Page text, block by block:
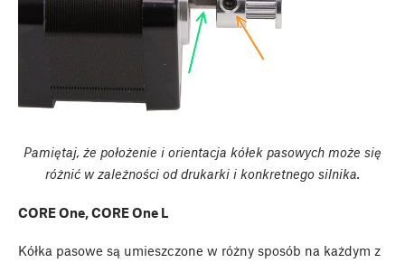
Pamiętaj, że położenie i orientacja kółek pasowych może się
różnić w zależności od drukarki i konkretnego silnika.
CORE One, CORE One L
Kółka pasowe są umieszczone w różny sposób na każdym z